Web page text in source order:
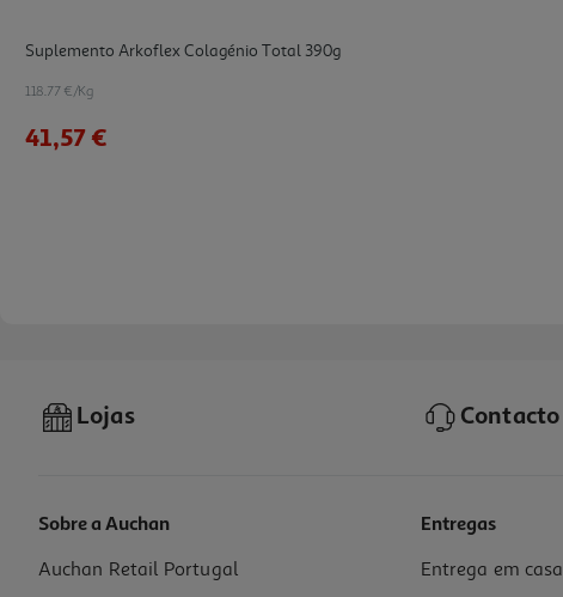
Suplemento Arkoflex Colagénio Total 390g
118.77 €/Kg
41,57 €
Suplemento Arkocapsulas Curcuma 40caps
Lojas Contacto
Sobre a Auchan
Auchan Retail Portugal
Entregas
Entrega em casa